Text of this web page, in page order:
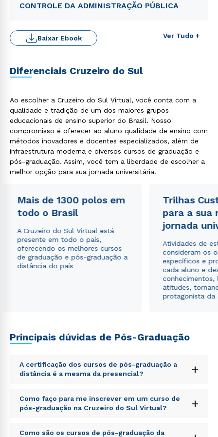
CONTROLE DA ADMINISTRAÇÃO PÚBLICA
Ver Tudo +
Baixar Ebook
Diferenciais Cruzeiro do Sul
Ao escolher a Cruzeiro do Sul Virtual, você conta com a
qualidade e tradição de um dos maiores grupos
educacionais de ensino superior do Brasil. Nosso
compromisso é oferecer ao aluno qualidade de ensino com
métodos inovadores e docentes especializados, além de
infraestrutura moderna e diversos cursos de graduação e
pós-graduação. Assim, você tem a liberdade de escolher a
melhor opção para sua jornada universitária.
Mais de 1300 polos em
todo o Brasil
A Cruzeiro do Sul Virtual está
presente em todo o país,
oferecendo os melhores cursos
de graduação e pós-graduação a
distância do país
Trilhas
para a sua
jornada
Atividades de
consideram os
específicos e
cada aluno e
conhecimentos,
atitudes,
protagonista da
Principais dúvidas de Pós-Graduação
A certificação dos cursos de pós-graduação a
distância é a mesma da presencial?
+
Sed ut perspiciatis unde omnis iste natus error sit
voluptatem accusantium doloremque laudantium,
totam rem aperiam, eaque ipsa quae ab illo inventore
explicabo. Nemo enim ipsam voluptatem quia
Como faço para me inscrever em um curso de
pós-graduação na Cruzeiro do Sul Virtual?
+
Sed ut perspiciatis unde omnis iste natus error sit
Como são os cursos de pós-graduação da
Rápido e fácil
WhatsApp
ou
Estou de acordo com a Política de Privacidade.e
autorizo que meus dados sejam utilizados para o
envio de conteúdos da Cruzeiro do Sul.